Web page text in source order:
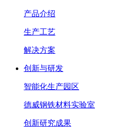
产品介绍
生产工艺
解决方案
创新与研发
智能化生产园区
德威钢铁材料实验室
创新研究成果